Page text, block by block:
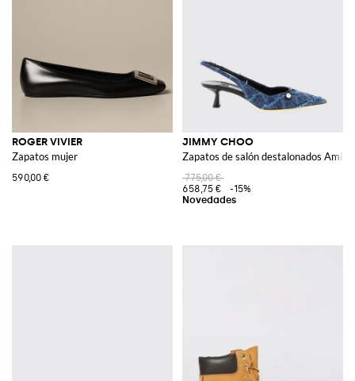
ROGER VIVIER
Zapatos mujer
590,00 €
JIMMY CHOO
Zapatos de salón destalonados
775,00 €
658,75 €
-15%